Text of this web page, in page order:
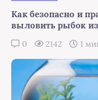
Как безопасно и
выловить рыбок
0 2142 1